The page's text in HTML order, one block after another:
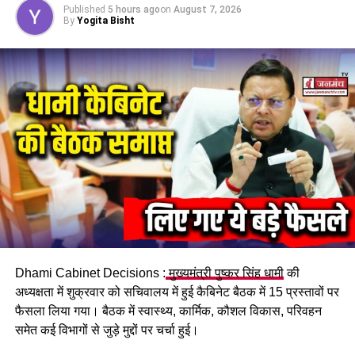
Published 5 hours agoon August 7, 2026
By Yogita Bisht
Dhami Cabinet Decisions : मुख्यमंत्री पुष्कर सिंह धामीकी
अध्यक्षता में शुक्रवार को सचिवालय में हुई कैबिनेट बैठक में 15 प्रस्तावों पर
फैसला लिया गया। बैठक में स्वास्थ्य, कार्मिक, कौशल विकास, परिवहन
समेत कई विभागों से जुड़े मुद्दों पर चर्चा हुई।